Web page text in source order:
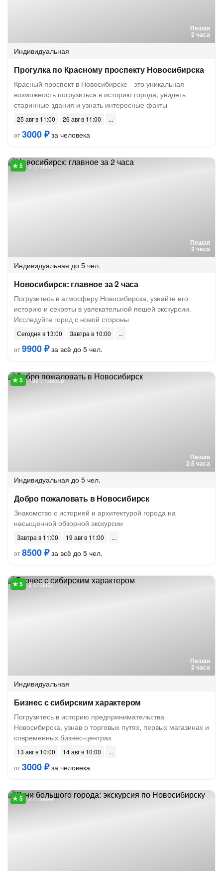
Пешая
2 часа
Индивидуальная
Прогулка по Красному проспекту Новосибирска
Красный проспект в Новосибирске - это уникальная
возможность погрузиться в историю города, увидеть
старинные здания и узнать интересные факты
25 авг в 11:00
26 авг в 11:00
от3000 ₽за человека
Пешая
2 часа
3 отзыва
Индивидуальная до 5 чел.
Новосибирск: главное за 2 часа
Погрузитесь в атмосферу Новосибирска, узнайте его
историю и секреты в увлекательной пешей экскурсии.
Исследуйте город с новой стороны
Сегодня в 13:00
Завтра в 10:00
от9900 ₽за всё до 5 чел.
Пешая
2.5 часа
138 отзывов
Индивидуальная до 5 чел.
Добро пожаловать в Новосибирск
Знакомство с историей и архитектурой города на
насыщенной обзорной экскурсии
Завтра в 11:00
19 авг в 11:00
от8500 ₽за всё до 5 чел.
Пешая
2 часа
2 отзыва
Индивидуальная
Бизнес с сибирским характером
Погрузитесь в историю предпринимательства
Новосибирска, узнав о торговых путях, первых магазинах и
современных бизнес-центрах
13 авг в 10:00
14 авг в 10:00
от3000 ₽за человека
2 отзыва